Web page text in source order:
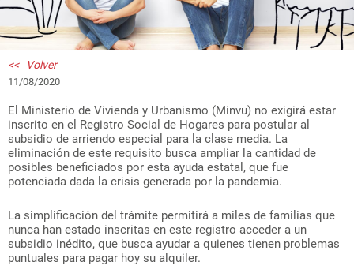
<< Volver
11/08/2020
El Ministerio de Vivienda y Urbanismo (Minvu) no exigirá estar
inscrito en el Registro Social de Hogares para postular al
subsidio de arriendo especial para la clase media. La
eliminación de este requisito busca ampliar la cantidad de
posibles beneficiados por esta ayuda estatal, que fue
potenciada dada la crisis generada por la pandemia.
La simplificación del trámite permitirá a miles de familias que
nunca han estado inscritas en este registro acceder a un
subsidio inédito, que busca ayudar a quienes tienen problemas
puntuales para pagar hoy su alquiler.